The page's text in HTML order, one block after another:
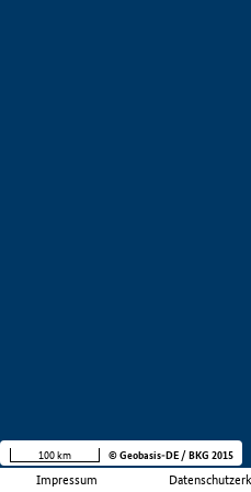
Impressum
100 km © Geobasis-DE / BKG 2015